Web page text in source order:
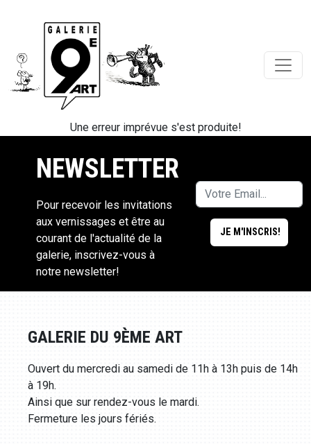
Une erreur imprévue s'est produite!
NEWSLETTER
Pour recevoir les invitations
aux vernissages et être au
courant de l'actualité de la
galerie, inscrivez-vous à
notre newsletter!
GALERIE DU 9ÈME ART
Ouvert du mercredi au samedi de 11h à 13h puis de 14h
à 19h.
Ainsi que sur rendez-vous le mardi.
Fermeture les jours fériés.